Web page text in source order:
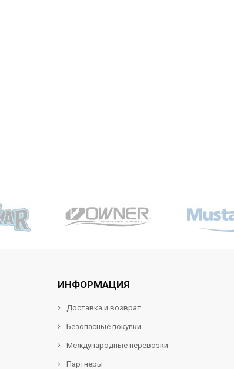
ИНФОРМАЦИЯ
Доставка и возврат
Безопасные покупки
Международные перевозки
Партнеры